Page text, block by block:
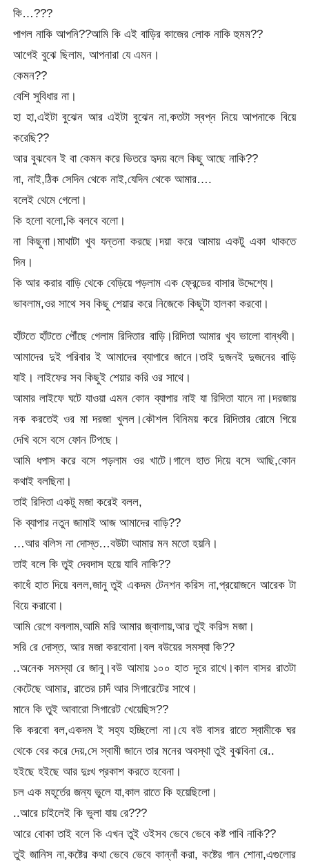
কি…???
পাগল নাকি আপনি??আমি কি এই বাড়ির কাজের লোক নাকি হুমম??
আগেই বুঝে ছিলাম, আপনারা যে এমন।
কেমন??
বেশি সুবিধার না।
হা হা,এইটা বুঝেন আর এইটা বুঝেন না,কতটা স্বপ্ন নিয়ে আপনাকে বিয়ে
করেছি??
আর বুঝবেন ই বা কেমন করে ভিতরে হৃদয় বলে কিছু আছে নাকি??
না, নাই,ঠিক সেদিন থেকে নাই,যেদিন থেকে আমার….
বলেই থেমে গেলো।
কি হলো বলো,কি বলবে বলো।
না কিছুনা।মাথাটা খুব যন্তনা করছে।দয়া করে আমায় একটু একা থাকতে
দিন।
কি আর করার বাড়ি থেকে বেড়িয়ে পড়লাম এক ফ্রেন্ডের বাসার উদ্দেশ্যে।
ভাবলাম,ওর সাথে সব কিছু শেয়ার করে নিজেকে কিছুটা হালকা করবো।
হাঁটতে হাঁটতে পৌঁছে গেলাম রিদিতার বাড়ি।রিদিতা আমার খুব ভালো বান্ধবী।
আমাদের দুই পরিবার ই আমাদের ব্যাপারে জানে।তাই দুজনই দুজনের বাড়ি
যাই। লাইফের সব কিছুই শেয়ার করি ওর সাথে।
আমার লাইফে ঘটে যাওয়া এমন কোন ব্যাপার নাই যা রিদিতা যানে না।দরজায়
নক করতেই ওর মা দরজা খুলল।কৌশল বিনিময় করে রিদিতার রোমে গিয়ে
দেখি বসে বসে ফোন টিপছে।
আমি ধপাস করে বসে পড়লাম ওর খাটে।গালে হাত দিয়ে বসে আছি,কোন
কথাই বলছিনা।
তাই রিদিতা একটু মজা করেই বলল,
কি ব্যাপার নতুন জামাই আজ আমাদের বাড়ি??
…আর বলিস না দোস্ত…বউটা আমার মন মতো হয়নি।
তাই বলে কি তুই দেবদাস হয়ে যাবি নাকি??
কাধেঁ হাত দিয়ে বলল,জানু তুই একদম টেনশন করিস না,প্রয়োজনে আরেক টা
বিয়ে করাবো।
আমি রেগে বললাম,আমি মরি আমার জ্বালায়,আর তুই করিস মজা।
সরি রে দোস্ত, আর মজা করবোনা।বল বউয়ের সমস্যা কি??
..অনেক সমস্যা রে জানু।বউ আমায় ১০০ হাত দূরে রাখে।কাল বাসর রাতটা
কেটেছে আমার, রাতের চাদঁ আর সিগারেটের সাথে।
মানে কি তুই আবারো সিগারেট খেয়েছিস??
কি করবো বল,একদম ই সহ্য হচ্ছিলো না।যে বউ বাসর রাতে স্বামীকে ঘর
থেকে বের করে দেয়,সে স্বামী জানে তার মনের অবস্থা তুই বুঝবিনা রে..
হইছে হইছে আর দুঃখ প্রকাশ করতে হবেনা।
চল এক মহূর্তের জন্য ভুলে যা,কাল রাতে কি হয়েছিলো।
..আরে চাইলেই কি ভুলা যায় রে???
আরে বোকা তাই বলে কি এখন তুই ওইসব ভেবে ভেবে কষ্ট পাবি নাকি??
তুই জানিস না,কষ্টের কথা ভেবে ভেবে কান্নাঁ করা, কষ্টের গান শোনা,এগুলোর